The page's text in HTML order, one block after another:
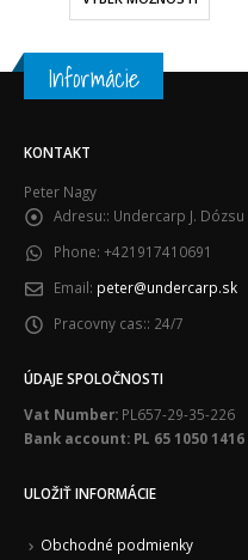
Informácie
KONTAKT
Peter Nagy
Adresu:: Undercarp J.
Phone: +421917410691
Email: peter@undercarp.sk
Pracovny cas:: 24/7
ÚDAJE SPOLOČNOSTI
Vat Number:
PL657-29-35-226
Bank account: PL 65 1050 1416
ULOŽIŤ INFORMÁCIE
Obchodné podmienky